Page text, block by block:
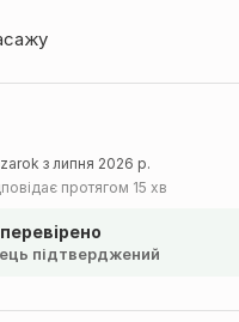
з липня 2026 р.
протягом 15 хв
підтверджений